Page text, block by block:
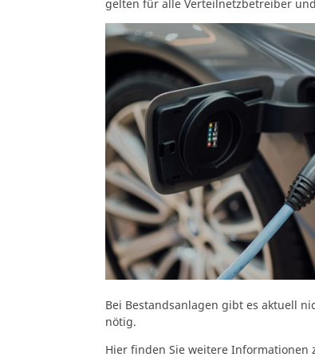
gelten für alle Verteilnetzbetreiber
Bei Bestandsanlagen gibt es aktuell
nötig.
Hier finden Sie weitere Informationen